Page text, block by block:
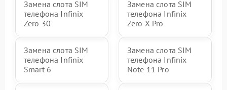
Замена слота SIM
телефона Infinix
Zero 30
Замена слота SIM
телефона Infinix
Zero X Pro
Замена слота SIM
телефона Infinix
Smart 6
Замена слота SIM
телефона Infinix
Note 11 Pro